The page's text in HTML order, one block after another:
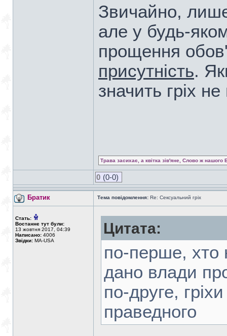
Звичайно,
але у будь-
прощення
присутність.
значить гріх
Трава засихає, а квітка зів'яне, Слово ж нашого
0 (0-0)
Братик Тема повідомлення: Re: Сексуальний гріх
Стать:
Востаннє тут були:
13 жовтня 2017, 04:39
Написано: 4006
Звідки: MA-USA
Цитата:
по-перше, хто
дано влади
по-друге,
праведного